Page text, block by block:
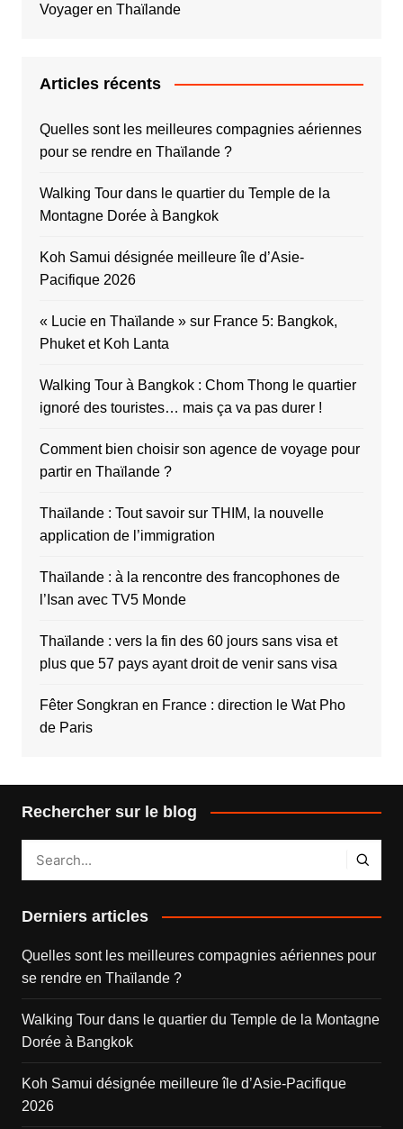
Voyager en Thaïlande
Articles récents
Quelles sont les meilleures compagnies aériennes
pour se rendre en Thaïlande ?
Walking Tour dans le quartier du Temple de la
Montagne Dorée à Bangkok
Koh Samui désignée meilleure île d’Asie-
Pacifique 2026
« Lucie en Thaïlande » sur France 5: Bangkok,
Phuket et Koh Lanta
Walking Tour à Bangkok : Chom Thong le quartier
ignoré des touristes… mais ça va pas durer !
Comment bien choisir son agence de voyage pour
partir en Thaïlande ?
Thaïlande : Tout savoir sur THIM, la nouvelle
application de l’immigration
Thaïlande : à la rencontre des francophones de
l’Isan avec TV5 Monde
Thaïlande : vers la fin des 60 jours sans visa et
plus que 57 pays ayant droit de venir sans visa
Fêter Songkran en France : direction le Wat Pho
de Paris
Rechercher sur le blog
Derniers articles
Quelles sont les meilleures compagnies aériennes pour
se rendre en Thaïlande ?
Walking Tour dans le quartier du Temple de la Montagne
Dorée à Bangkok
Koh Samui désignée meilleure île d’Asie-Pacifique
2026